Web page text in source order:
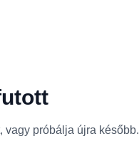
vagy próbálja újra később.